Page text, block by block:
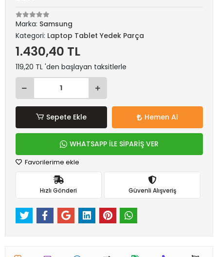
Marka: Samsung
Kategori: Laptop Tablet Yedek Parça
1.430,40 TL
119,20 TL 'den başlayan taksitlerle
Sepete Ekle Hemen Al
WHATSAPP İLE SİPARİŞ VER
Favorilerime ekle
Hızlı Gönderi Güvenli Alışveriş